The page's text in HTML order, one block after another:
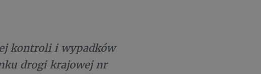
kontroli i wypadków
drogi krajowej nr